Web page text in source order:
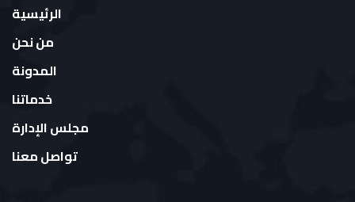
الرئيسية
من نحن
المدونة
خدماتنا
مجلس الإدارة
تواصل معنا